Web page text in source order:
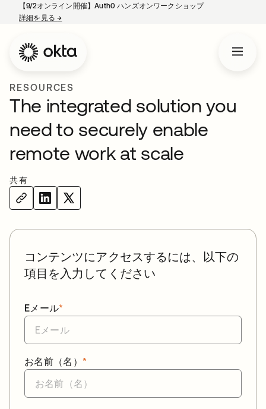
【9/2オンライン開催】Auth0 ハンズオンワークショップ
詳細を見る→
RESOURCES
The integrated solution you
need to securely enable
remote work at scale
共有
コンテンツにアクセスするには、以下の
項目を入力してください
*
Eメール
*
お名前（名）